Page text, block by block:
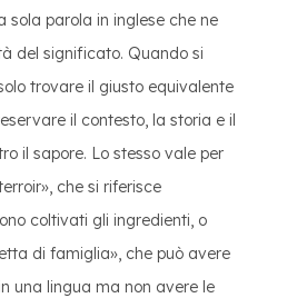
sola parola in inglese che ne
del significato. Quando si
trovare il giusto equivalente
il contesto, la storia e il
il sapore. Lo stesso vale per
che si riferisce
coltivati gli ingredienti, o
di famiglia», che può avere
una lingua ma non avere le